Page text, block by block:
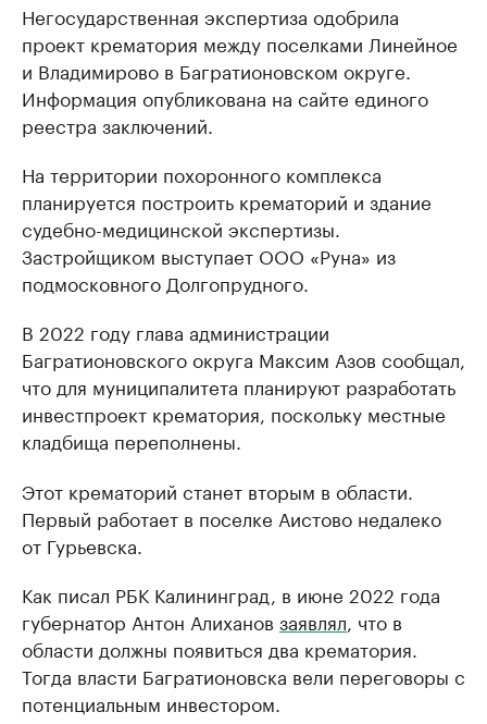
Негосударственная экспертиза одобрила
проект крематория между поселками Линейное
и Владимирово в Багратионовском округе.
Информация опубликована на сайте единого
реестра заключений.
На территории похоронного комплекса
планируется построить крематорий и здание
судебно-медицинской экспертизы.
Застройщиком выступает ООО «Руна» из
подмосковного Долгопрудного.
В 2022 году глава администрации
Багратионовского округа Максим Азов сообщал,
что для муниципалитета планируют разработать
инвестпроект крематория, поскольку местные
кладбища переполнены.
Этот крематорий станет вторым в области.
Первый работает в поселке Аистово недалеко
от Гурьевска.
Как писал РБК Калининград, в июне 2022 года
губернатор Антон Алиханов заявлял , что в
области должны появиться два крематория.
Тогда власти Багратионовска вели переговоры с
потенциальным инвестором.